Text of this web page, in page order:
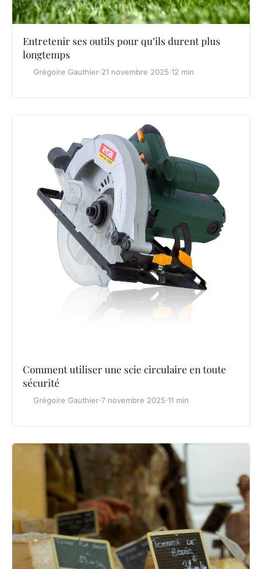
Entretenir ses outils pour qu’ils durent plus
longtemps
Grégoire Gauthier·21 novembre 2025·12 min
Comment utiliser une scie circulaire en toute
sécurité
Grégoire Gauthier·7 novembre 2025·11 min